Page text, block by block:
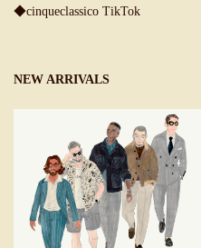
◆cinqueclassico TikTok
NEW ARRIVALS